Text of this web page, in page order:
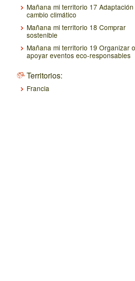
Mañana mi territorio 17 Adaptación
cambio climático
Mañana mi territorio 18 Comprar
sostenible
Mañana mi territorio 19 Organizar o
apoyar eventos eco-responsables
Territorios:
Francia